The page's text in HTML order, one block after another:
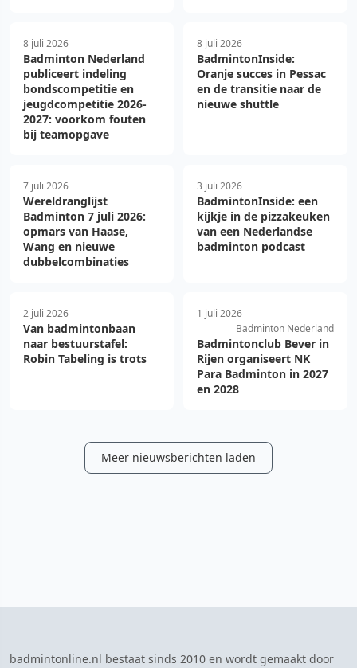
8 juli 2026
Badminton Nederland
publiceert indeling
bondscompetitie en
jeugdcompetitie 2026-
2027: voorkom fouten
bij teamopgave
8 juli 2026
BadmintonInside:
Oranje succes in Pessac
en de transitie naar de
nieuwe shuttle
7 juli 2026
Wereldranglijst
Badminton 7 juli 2026:
opmars van Haase,
Wang en nieuwe
dubbelcombinaties
3 juli 2026
BadmintonInside: een
kijkje in de pizzakeuken
van een Nederlandse
badminton podcast
2 juli 2026
Van badmintonbaan
naar bestuurstafel:
Robin Tabeling is trots
1 juli 2026
Badminton Nederland
Badmintonclub Bever in
Rijen organiseert NK
Para Badminton in 2027
en 2028
Meer nieuwsberichten laden
badmintonline.nl bestaat sinds 2010 en wordt gemaakt door